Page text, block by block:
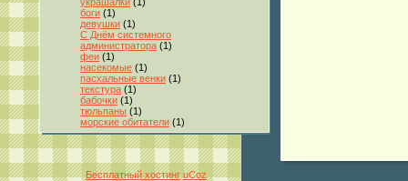
боги (1)
девушки (1)
С Днём системного
администратора (1)
феи (1)
насекомые (1)
пасхальные венки (1)
текстура (1)
бабочки (1)
тюльпаны (1)
морские обитатели (1)
Бесплатный хостинг uCoz